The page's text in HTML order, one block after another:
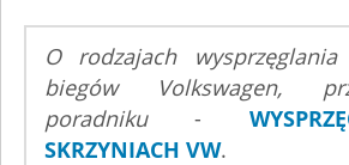
O rodzajach
biegów Volkswagen,
poradniku-
SKRZYNIACH VW.